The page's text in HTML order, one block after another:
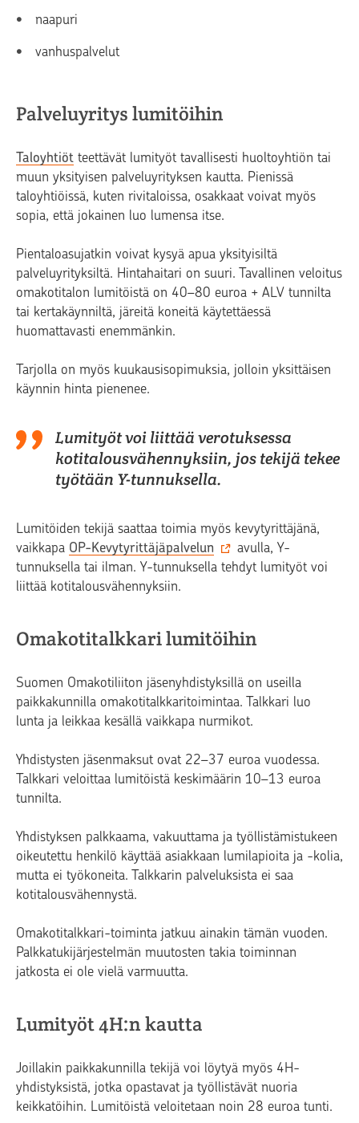
naapuri
vanhuspalvelut
Palveluyritys lumitöihin
Taloyhtiöt teettävät lumityöt tavallisesti huoltoyhtiön tai
muun yksityisen palveluyrityksen kautta. Pienissä
taloyhtiöissä, kuten rivitaloissa, osakkaat voivat myös
sopia, että jokainen luo lumensa itse.
Pientaloasujatkin voivat kysyä apua yksityisiltä
palveluyrityksiltä. Hintahaitari on suuri. Tavallinen veloitus
omakotitalon lumitöistä on 40–80 euroa + ALV tunnilta
tai kertakäynniltä, järeitä koneitä käytettäessä
huomattavasti enemmänkin.
Tarjolla on myös kuukausisopimuksia, jolloin yksittäisen
käynnin hinta pienenee.
Lumityöt voi liittää verotuksessa
kotitalousvähennyksiin, jos tekijä tekee
työtään Y-tunnuksella.
Lumitöiden tekijä saattaa toimia myös kevytyrittäjänä,
vaikkapa OP-Kevytyrittäjäpalvelun
avulla, Y-
tunnuksella tai ilman. Y-tunnuksella tehdyt lumityöt voi
liittää kotitalousvähennyksiin.
Omakotitalkkari lumitöihin
Suomen Omakotiliiton jäsenyhdistyksillä on useilla
paikkakunnilla omakotitalkkaritoimintaa. Talkkari luo
lunta ja leikkaa kesällä vaikkapa nurmikot.
Yhdistysten jäsenmaksut ovat 22–37 euroa vuodessa.
Talkkari veloittaa lumitöistä keskimäärin 10–13 euroa
tunnilta.
Yhdistyksen palkkaama, vakuuttama ja työllistämistukeen
oikeutettu henkilö käyttää asiakkaan lumilapioita ja -kolia,
mutta ei työkoneita. Talkkarin palveluksista ei saa
kotitalousvähennystä.
Omakotitalkkari-toiminta jatkuu ainakin tämän vuoden.
Palkkatukijärjestelmän muutosten takia toiminnan
jatkosta ei ole vielä varmuutta.
Lumityöt 4H:n kautta
Joillakin paikkakunnilla tekijä voi löytyä myös 4H-
yhdistyksistä, jotka opastavat ja työllistävät nuoria
keikkatöihin. Lumitöistä veloitetaan noin 28 euroa tunti.